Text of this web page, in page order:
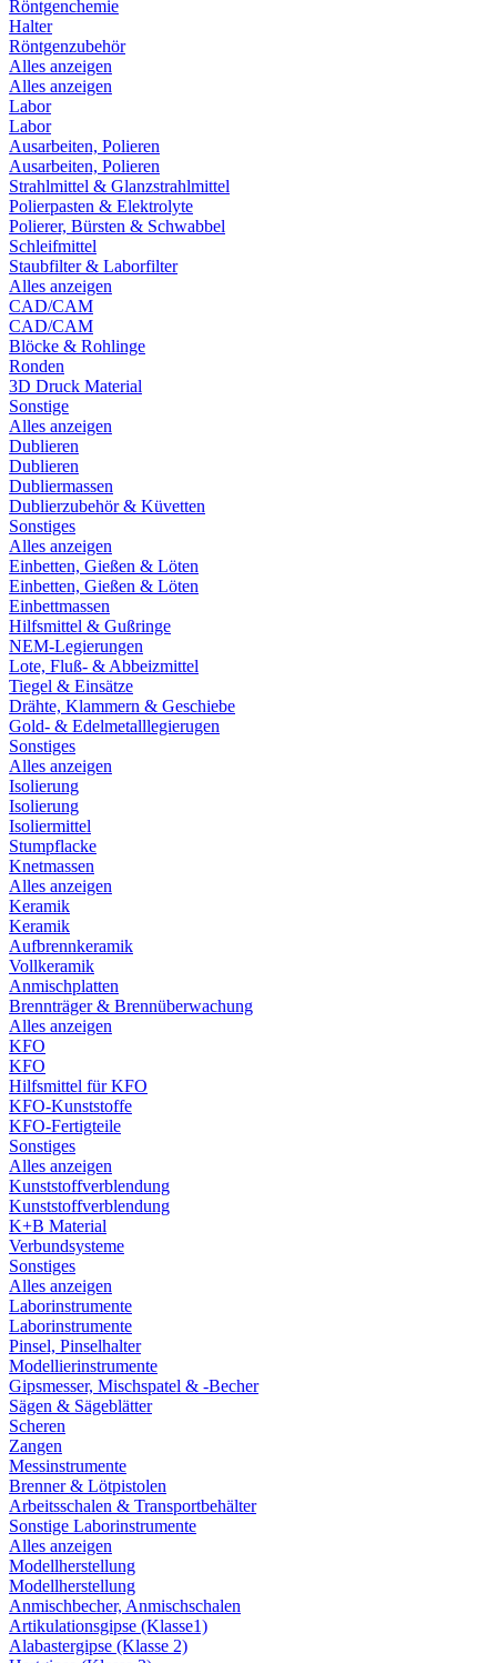
Röntgenchemie
Halter
Röntgenzubehör
Alles anzeigen
Alles anzeigen
Labor
Labor
Ausarbeiten, Polieren
Ausarbeiten, Polieren
Strahlmittel & Glanzstrahlmittel
Polierpasten & Elektrolyte
Polierer, Bürsten & Schwabbel
Schleifmittel
Staubfilter & Laborfilter
Alles anzeigen
CAD/CAM
CAD/CAM
Blöcke & Rohlinge
Ronden
3D Druck Material
Sonstige
Alles anzeigen
Dublieren
Dublieren
Dubliermassen
Dublierzubehör & Küvetten
Sonstiges
Alles anzeigen
Einbetten, Gießen & Löten
Einbetten, Gießen & Löten
Einbettmassen
Hilfsmittel & Gußringe
NEM-Legierungen
Lote, Fluß- & Abbeizmittel
Tiegel & Einsätze
Drähte, Klammern & Geschiebe
Gold- & Edelmetalllegierugen
Sonstiges
Alles anzeigen
Isolierung
Isolierung
Isoliermittel
Stumpflacke
Knetmassen
Alles anzeigen
Keramik
Keramik
Aufbrennkeramik
Vollkeramik
Anmischplatten
Brennträger & Brennüberwachung
Alles anzeigen
KFO
KFO
Hilfsmittel für KFO
KFO-Kunststoffe
KFO-Fertigteile
Sonstiges
Alles anzeigen
Kunststoffverblendung
Kunststoffverblendung
K+B Material
Verbundsysteme
Sonstiges
Alles anzeigen
Laborinstrumente
Laborinstrumente
Pinsel, Pinselhalter
Modellierinstrumente
Gipsmesser, Mischspatel & -Becher
Sägen & Sägeblätter
Scheren
Zangen
Messinstrumente
Brenner & Lötpistolen
Arbeitsschalen & Transportbehälter
Sonstige Laborinstrumente
Alles anzeigen
Modellherstellung
Modellherstellung
Anmischbecher, Anmischschalen
Artikulationsgipse (Klasse1)
Alabastergipse (Klasse 2)